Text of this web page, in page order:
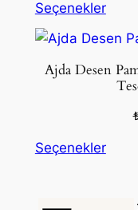
Seçenekler
Ajda Desen
Seçenekler